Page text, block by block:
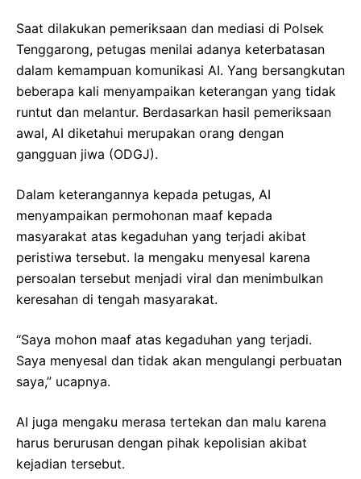
Saat dilakukan pemeriksaan dan mediasi di Polsek
Tenggarong, petugas menilai adanya keterbatasan
dalam kemampuan komunikasi AI. Yang bersangkutan
beberapa kali menyampaikan keterangan yang tidak
runtut dan melantur. Berdasarkan hasil pemeriksaan
awal, AI diketahui merupakan orang dengan
gangguan jiwa (ODGJ).
Dalam keterangannya kepada petugas, AI
menyampaikan permohonan maaf kepada
masyarakat atas kegaduhan yang terjadi akibat
peristiwa tersebut. Ia mengaku menyesal karena
persoalan tersebut menjadi viral dan menimbulkan
keresahan di tengah masyarakat.
“Saya mohon maaf atas kegaduhan yang terjadi.
Saya menyesal dan tidak akan mengulangi perbuatan
saya,” ucapnya.
AI juga mengaku merasa tertekan dan malu karena
harus berurusan dengan pihak kepolisian akibat
kejadian tersebut.